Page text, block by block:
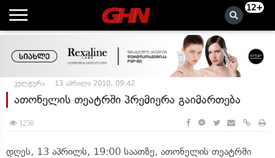
12+
კულტურა 13 აპრილი 2010, 09:42
ათონელის თეატრში პრემიერა გაიმართება
1256
დღეს, 13 აპრილს, 19:00 საათზე, ათონელის თეატრში